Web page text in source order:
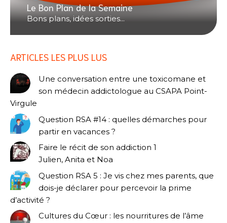
Le Bon Plan de la Semaine
Bons plans, idées sorties...
ARTICLES LES PLUS LUS
Une conversation entre une toxicomane et
son médecin addictologue au CSAPA Point-
Virgule
Question RSA #14 : quelles démarches pour
partir en vacances ?
Faire le récit de son addiction 1
Julien, Anita et Noa
Question RSA 5 : Je vis chez mes parents, que
dois-je déclarer pour percevoir la prime
d’activité ?
Cultures du Cœur : les nourritures de l’âme